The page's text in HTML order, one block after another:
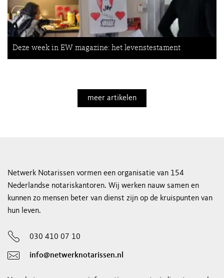
Deze week in EW magazine: het levenstestament
meer artikelen
Netwerk Notarissen vormen een organisatie van 154
Nederlandse notariskantoren. Wij werken nauw samen en
kunnen zo mensen beter van dienst zijn op de kruispunten van
hun leven.
030 410 07 10
info@netwerknotarissen.nl